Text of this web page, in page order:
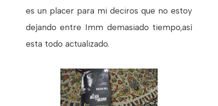
es un placer para mi deciros que no estoy
dejando entre Imm demasiado tiempo,así
esta todo actualizado.